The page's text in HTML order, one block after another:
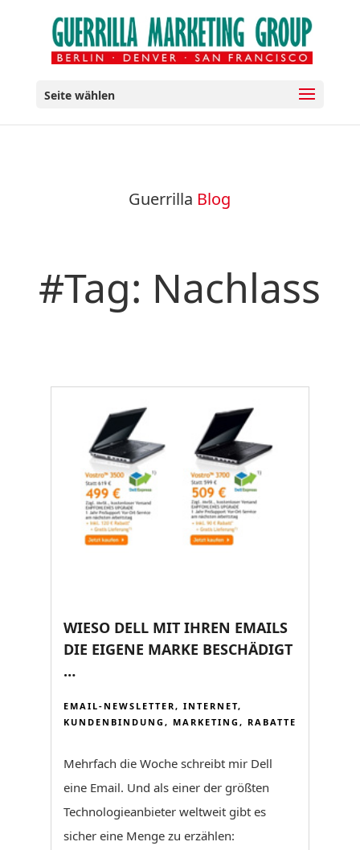
Seite wählen
Guerrilla Blog
#Tag: Nachlass
WIESO DELL MIT IHREN EMAILS
DIE EIGENE MARKE BESCHÄDIGT
…
EMAIL-NEWSLETTER, INTERNET,
KUNDENBINDUNG , MARKETING , RABATTE
Mehrfach die Woche schreibt mir Dell
eine Email. Und als einer der größten
Technologieanbieter weltweit gibt es
sicher eine Menge zu erzählen: